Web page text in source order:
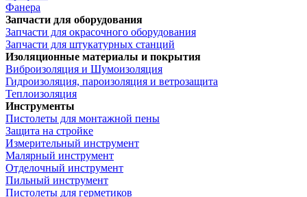
Фанера
Запчасти для оборудования
Запчасти для окрасочного оборудования
Запчасти для штукатурных станций
Изоляционные материалы и покрытия
Виброизоляция и Шумоизоляция
Гидроизоляция, пароизоляция и ветрозащита
Теплоизоляция
Инструменты
Пистолеты для монтажной пены
Защита на стройке
Измерительный инструмент
Малярный инструмент
Отделочный инструмент
Пильный инструмент
Пистолеты для герметиков